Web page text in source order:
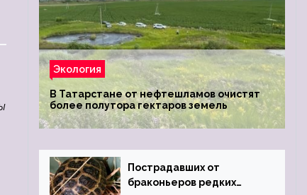
Экология
В Татарстане от нефтешламов очистят
более полутора гектаров земель
Пострадавших от
браконьеров редких